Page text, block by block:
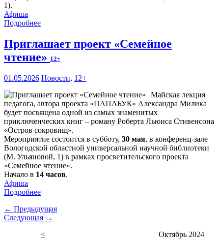
1).
Афиша
Подробнее
Приглашает проект «Семейное
чтение» 12+
01.05.2026 Новости, 12+
Майская лекция
педагога, автора проекта «ПАПАБУК» Александра Милика
будет посвящена одной из самых знаменитых
приключенческих книг – роману Роберта Льюиса Стивенсона
«Остров сокровищ».
Мероприятие состоится в субботу, 30 мая, в конференц-зале
Вологодской областной универсальной научной библиотеки
(М. Ульяновой, 1) в рамках просветительского проекта
«Семейное чтение».
Начало в 14 часов.
Афиша
Подробнее
← Предыдущая
Следующая →
<
Октябрь 2024